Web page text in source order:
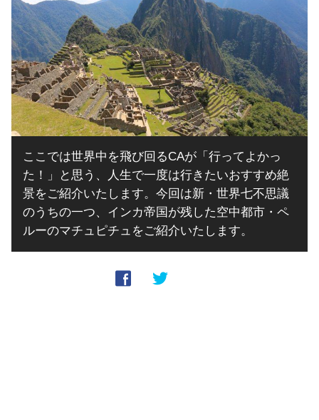
ここでは世界中を飛び回るCAが「行ってよかっ
た！」と思う、人生で一度は行きたいおすすめ絶
景をご紹介いたします。今回は新・世界七不思議
のうちの一つ、インカ帝国が残した空中都市・ペ
ルーのマチュピチュをご紹介いたします。